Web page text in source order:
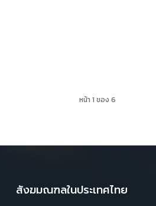
หน้า 1 ของ 6
สังฆมณฑลในประเทศไทย